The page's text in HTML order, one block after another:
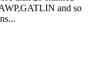
and so